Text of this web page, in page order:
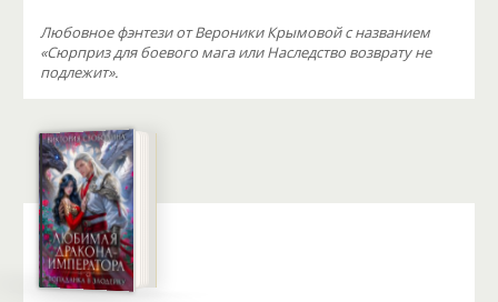
Любовное фэнтези от Вероники Крымовой с названием
«Сюрприз для боевого мага или Наследство возврату не
подлежит».